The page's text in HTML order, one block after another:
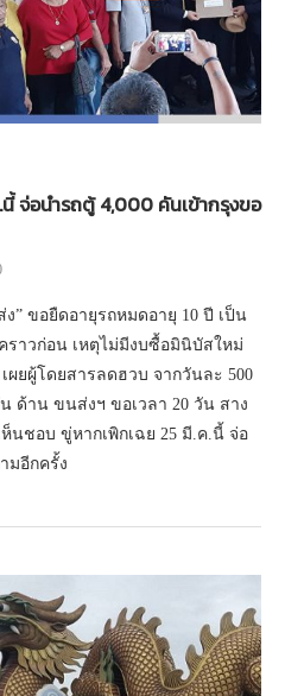
จ่อนำรถตู้ 4,000 คันเข้ากรุงขอ
” ขอยืดอายุรถหมดอายุ 10 ปี เป็น
ราวก่อน เหตุไม่มีงบซื้อมินิบัสใหม่
ยผู้โดยสารลดฮวบ จากวันละ 500
ด้าน ขนส่งฯ ขอเวลา 20 วัน สาง
ชอบ ขู่หากเพิกเฉย 25 มี.ค.นี้ จ่อ
มอีกครั้ง